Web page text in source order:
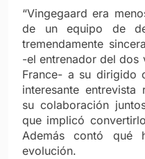
“Vingegaard era
de un equipo de
tremendamente
-el entrenador del dos
France- a su dirigido
interesante
su colaboración
que implicó
Además contó qué
evolución.